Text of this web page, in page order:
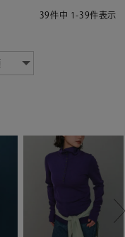
39件中 1-39件表示